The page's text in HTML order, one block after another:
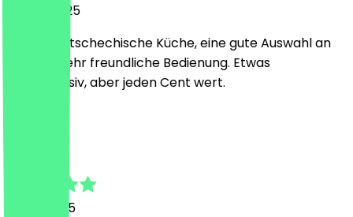
10 May 2025
Sehr gute tschechische Küche, eine gute Auswahl an
Bier und sehr freundliche Bedienung. Etwas
preisintensiv, aber jeden Cent wert.
9 May 2025